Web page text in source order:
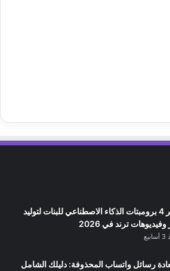
أشهر 4 برومبتات الذكاء الاصطناعي للبنات لتوليد
ترند في 2026
رسائل واتساب المحذوفة: دليلك الشامل